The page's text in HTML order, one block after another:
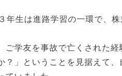
年生は進路学習の一環で、
学友を事故で亡くされた
？」ということを見据えて